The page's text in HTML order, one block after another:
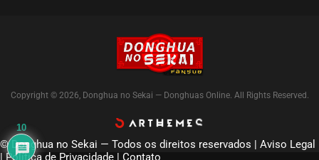
Copyright © 2026, Donghua no Sekai — Donghuas Online. All Rights Reserved.
© Donghua no Sekai — Todos os direitos reservados | Aviso Legal
Política de Privacidade Contato
10